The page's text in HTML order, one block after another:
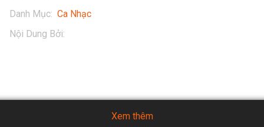
Danh Mục: Ca Nhạc
Nội Dung Bởi:
Xem thêm